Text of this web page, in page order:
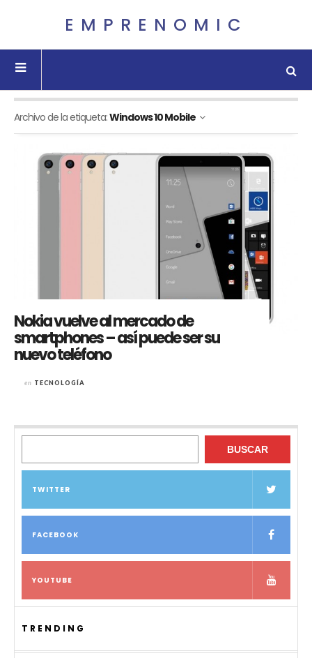
EMPRENOMIC
Archivo de la etiqueta:Windows 10 Mobile
Nokia vuelve al mercado de
smartphones – así puede ser su
nuevo teléfono
en TECNOLOGÍA
BUSCAR
TWITTER
FACEBOOK
YOUTUBE
TRENDING